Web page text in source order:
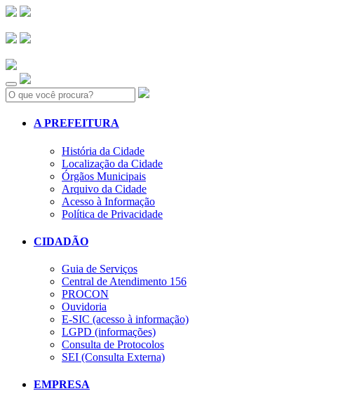
Search:
A PREFEITURA
História da Cidade
Localização da Cidade
Órgãos Municipais
Arquivo da Cidade
Acesso à Informação
Política de Privacidade
CIDADÃO
Guia de Serviços
Central de Atendimento 156
PROCON
Ouvidoria
E-SIC (acesso à informação)
LGPD (informações)
Consulta de Protocolos
SEI (Consulta Externa)
EMPRESA